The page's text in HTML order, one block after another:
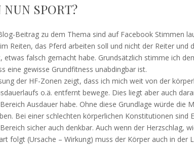
SPORT?
Beitrag zu dem Thema sind auf Facebook Stimmen
Reiten, das Pferd arbeiten soll und nicht der Reiter und
etwas falsch gemacht habe. Grundsätzlich stimme ich
eine gewisse Grundfitness unabdingbar ist.
der HF-Zonen zeigt, dass ich mich weit von der
o.ä. entfernt bewege. Dies liegt aber auch
Ausdauer habe. Ohne diese Grundlage würde die
Bei einer schlechten körperlichen Konstitutionen sind
sicher auch denkbar. Auch wenn der Herzschlag,
folgt (Ursache – Wirkung) muss der Körper auch in der